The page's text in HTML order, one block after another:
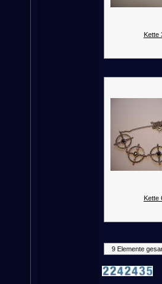
Kette
Kette
9 Elemente